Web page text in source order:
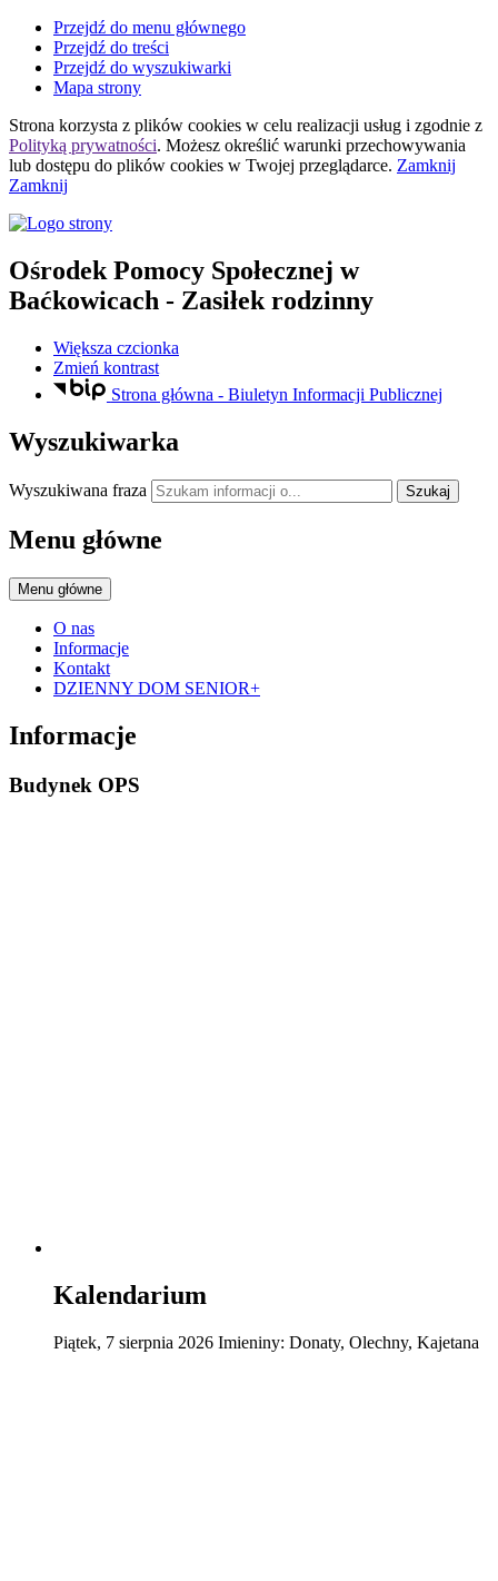
Przejdź do menu głównego
Przejdź do treści
Przejdź do wyszukiwarki
Mapa strony
Strona korzysta z plików cookies w celu realizacji usług i zgodnie z
Polityką prywatności. Możesz określić warunki przechowywania
lub dostępu do plików cookies w Twojej przeglądarce. Zamknij
Zamknij
Ośrodek Pomocy Społecznej w
Baćkowicach - Zasiłek rodzinny
Większa czcionka
Zmień kontrast
Strona główna - Biuletyn Informacji Publicznej
Wyszukiwarka
Wyszukiwana fraza Szukaj
Menu główne
Menu główne
O nas
Informacje
Kontakt
DZIENNY DOM SENIOR+
Informacje
Budynek OPS
Kalendarium
Piątek, 7 sierpnia 2026 Imieniny: Donaty, Olechny, Kajetana